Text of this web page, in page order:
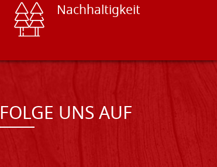
Nachhaltigkeit
FOLGE UNS AUF